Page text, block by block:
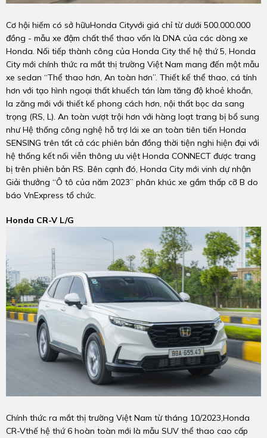
Cơ hội hiếm có sở hữuHonda Cityvới giá chỉ từ dưới 500.000.000
đồng - mẫu xe đậm chất thể thao vốn là DNA của các dòng xe
Honda. Nối tiếp thành công của Honda City thế hệ thứ 5, Honda
City mới chính thức ra mắt thị trường Việt Nam mang đến một mẫu
xe sedan “Thể thao hơn, An toàn hơn”. Thiết kế thể thao, cá tính
hơn với tạo hình ngoại thất khuếch tán làm tăng độ khoẻ khoắn,
la zăng mới với thiết kế phong cách hơn, nội thất bọc da sang
trọng (RS, L). An toàn vượt trội hơn với hàng loạt trang bị bổ sung
như Hệ thống công nghệ hỗ trợ lái xe an toàn tiên tiến Honda
SENSING trên tất cả các phiên bản đồng thời tiện nghi hiện đại với
hệ thống kết nối viễn thông ưu việt Honda CONNECT được trang
bị trên phiên bản RS. Bên cạnh đó, Honda City mới vinh dự nhận
Giải thưởng “Ô tô của năm 2023” phân khúc xe gầm thấp cỡ B do
báo VnExpress tổ chức.
Honda CR-V L/G
Chính thức ra mắt thị trường Việt Nam từ tháng 10/2023,Honda
CR-Vthế hệ thứ 6 hoàn toàn mới là mẫu SUV thể thao cao cấp